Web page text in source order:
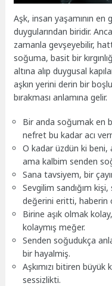
Aşk, insan yaşamının
duygularından biridir.
zamanla gevşeyebilir,
soğuma, basit bir
altına alıp duygusal
aşkın yerini derin bir
bırakması anlamına gelir.
Bir anda soğumak en
nefret bu kadar acı
O kadar üzdün ki beni,
ama kalbim senden
Sana tavsiyem, bir
Sevgilim sandığım
değerini eritti, haberin
Birine aşık olmak
kolaymış meğer.
Senden soğudukça
bir hayalmiş.
Aşkımızı bitiren
sessizlikti.